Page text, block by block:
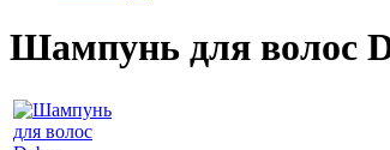
Шампунь для волос